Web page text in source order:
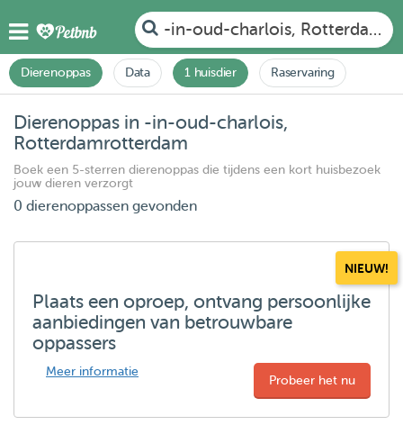
-in-oud-charlois,
Dierenoppas Data 1 huisdier Raservaring
Dierenoppas in -in-oud-charlois,
Rotterdamrotterdam
Boek een 5-sterren dierenoppas die tijdens een kort huisbezoek
jouw dieren verzorgt
0 dierenoppassen gevonden
NIEUW!
Plaats een oproep, ontvang persoonlijke
aanbiedingen van betrouwbare
oppassers
Meer informatie
Probeer het nu